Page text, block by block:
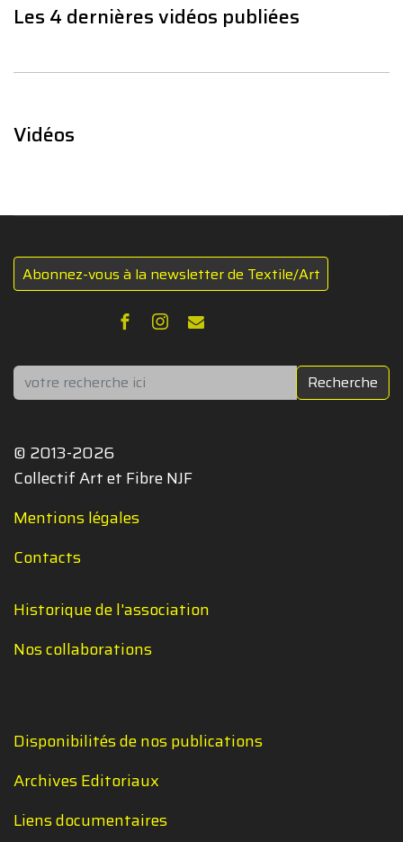
Les 4 dernières vidéos publiées
Vidéos
Abonnez-vous à la newsletter de Textile/Art
Rechercher Recherche
© 2013-2026
Collectif Art et Fibre NJF
Mentions légales
Contacts
Historique de l'association
Nos collaborations
Disponibilités de nos publications
Archives Editoriaux
Liens documentaires